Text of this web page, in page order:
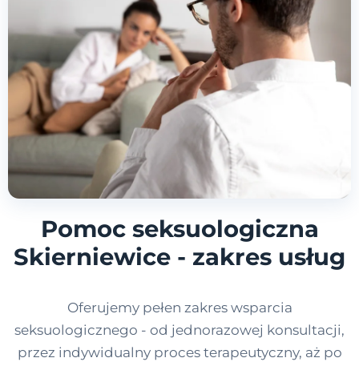
Pomoc seksuologiczna
Skierniewice - zakres usług
Oferujemy pełen zakres wsparcia
seksuologicznego - od jednorazowej konsultacji,
przez indywidualny proces terapeutyczny, aż po